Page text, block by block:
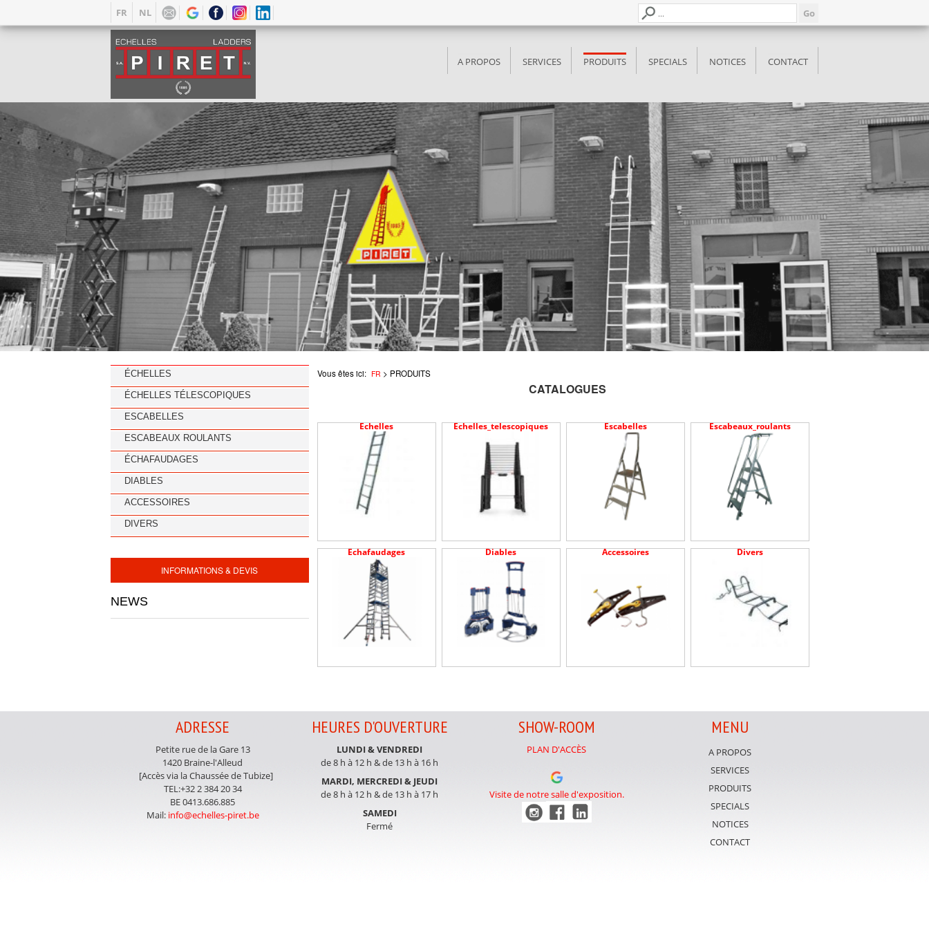
FR NL
A PROPOS SERVICES PRODUITS SPECIALS NOTICES CONTACT
ÉCHELLES
ÉCHELLES TÉLESCOPIQUES
ESCABELLES
ESCABEAUX ROULANTS
ÉCHAFAUDAGES
DIABLES
ACCESSOIRES
DIVERS
INFORMATIONS & DEVIS
NEWS
Vous êtes ici: FR > PRODUITS
CATALOGUES
Echelles Echelles_telescopiques Escabelles Escabeaux_roulants
Echafaudages Diables Accessoires Divers
ADRESSE
Petite rue de la Gare 13
1420 Braine-l'Alleud
[Accès via la Chaussée de Tubize]
TEL:+32 2 384 20 34
BE 0413.686.885
Mail: info@echelles-piret.be
HEURES D'OUVERTURE
LUNDI & VENDREDI
de 8 h à 12 h & de 13 h à 16 h
MARDI, MERCREDI & JEUDI
de 8 h à 12 h & de 13 h à 17 h
SAMEDI
Fermé
SHOW-ROOM
PLAN D'ACCÈS
Visite de notre salle d'exposition.
MENU
A PROPOS
SERVICES
PRODUITS
SPECIALS
NOTICES
CONTACT